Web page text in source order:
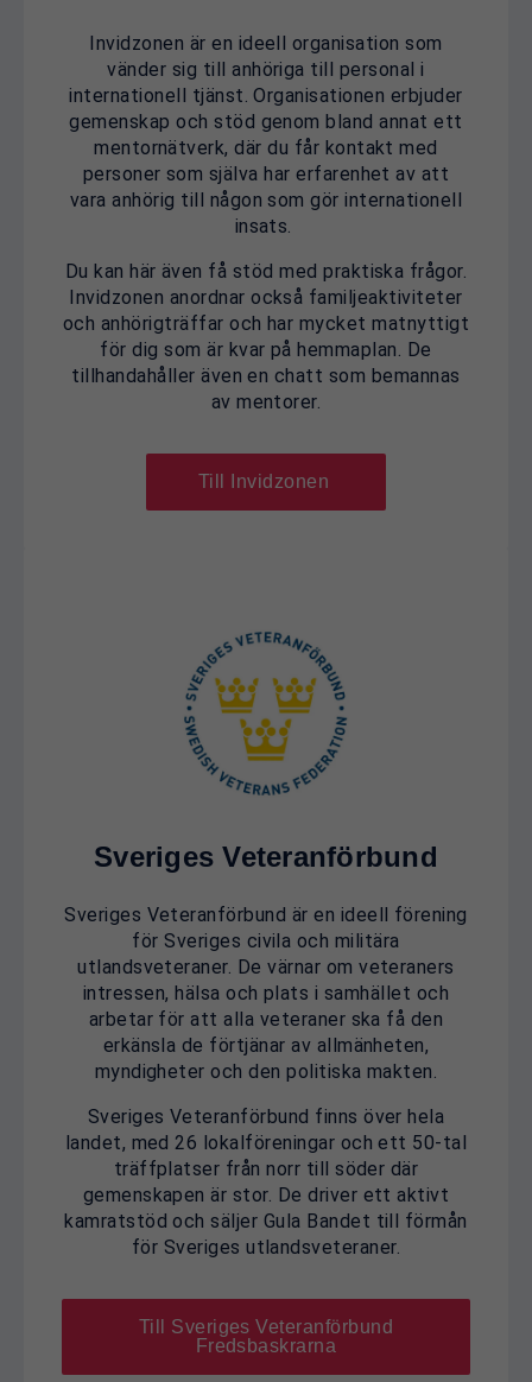
Invidzonen är en ideell organisation som
vänder sig till anhöriga till personal i
internationell tjänst. Organisationen erbjuder
gemenskap och stöd genom bland annat ett
mentornätverk, där du får kontakt med
personer som själva har erfarenhet av att
vara anhörig till någon som gör internationell
insats.
Du kan här även få stöd med praktiska frågor.
Invidzonen anordnar också familjeaktiviteter
och anhörigträffar och har mycket matnyttigt
för dig som är kvar på hemmaplan. De
tillhandahåller även en chatt som bemannas
av mentorer.
Till Invidzonen
Sveriges Veteranförbund
Sveriges Veteranförbund är en ideell förening
för Sveriges civila och militära
utlandsveteraner. De värnar om veteraners
intressen, hälsa och plats i samhället och
arbetar för att alla veteraner ska få den
erkänsla de förtjänar av allmänheten,
myndigheter och den politiska makten.
Sveriges Veteranförbund finns över hela
landet, med 26 lokalföreningar och ett 50-tal
träffplatser från norr till söder där
gemenskapen är stor. De driver ett aktivt
kamratstöd och säljer Gula Bandet till förmån
för Sveriges utlandsveteraner.
Till Sveriges Veteranförbund
Fredsbaskrarna